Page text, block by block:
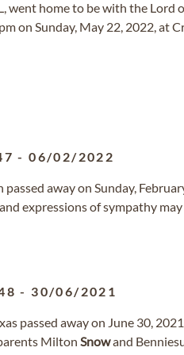
went home to be with the Lord
on Sunday, May 22, 2022, at
-06/02/2022
passed away on Sunday,
expressions of sympathy
- 30/06/2021
passed away on June 30,
Milton Snowand